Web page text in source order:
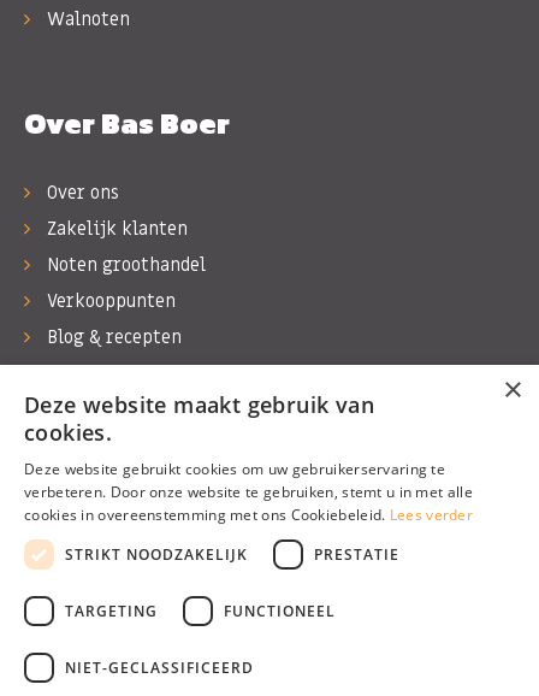
Walnoten
Over Bas Boer
Over ons
Zakelijk klanten
Noten groothandel
Verkooppunten
Blog & recepten
Werken bij Bas Boer Noten
Contact
©1974 - 2026 Bas Boer Noten
×
Deze website maakt gebruik van
cookies.
Deze website gebruikt cookies om uw gebruikerservaring te
verbeteren. Door onze website te gebruiken, stemt u in met alle
cookies in overeenstemming met ons Cookiebeleid. Lees verder
STRIKT NOODZAKELIJK
PRESTATIE
TARGETING FUNCTIONEEL
NIET-GECLASSIFICEERD